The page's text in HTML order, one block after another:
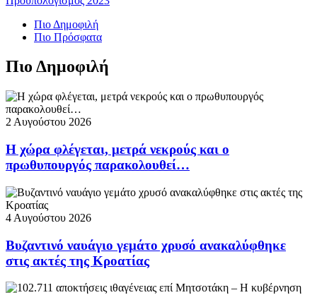
Πιο Δημοφιλή
Πιο Πρόσφατα
Πιο Δημοφιλή
2 Αυγούστου 2026
Η χώρα φλέγεται, μετρά νεκρούς και ο
πρωθυπουργός παρακολουθεί…
4 Αυγούστου 2026
Βυζαντινό ναυάγιο γεμάτο χρυσό ανακαλύφθηκε
στις ακτές της Κροατίας